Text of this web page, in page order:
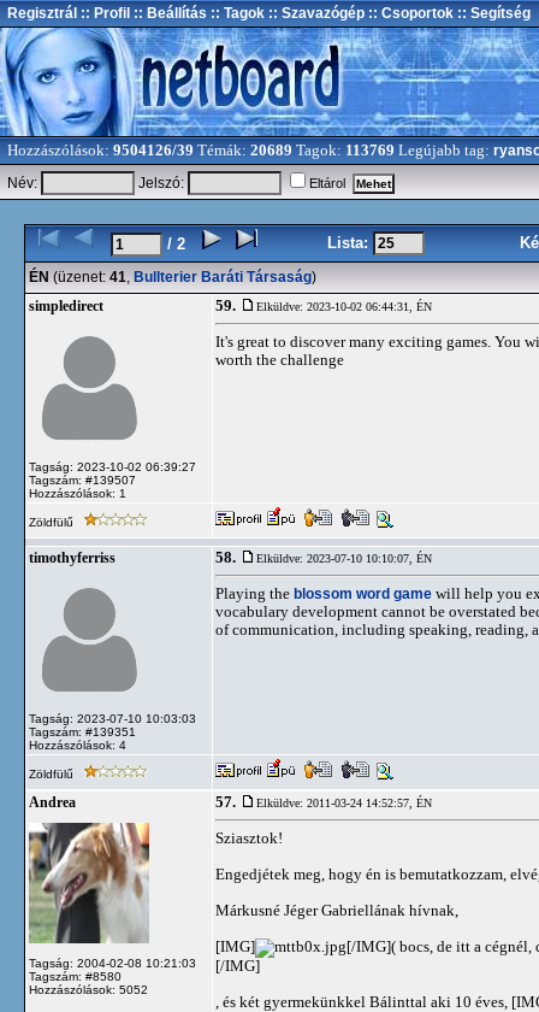
Regisztrál :: Profil :: Beállítás :: Tagok :: Szavazógép :: Csoportok :: Segítség
Hozzászólások: 9504126/39 Témák: 20689 Tagok: 113769 Legújabb tag:
Név:
Jelszó: Eltárol
/ 2 Lista:
ÉN (üzenet: 41, Bullterier Baráti Társaság)
simpledirect
Tagság: 2023-10-02 06:39:27
Tagszám: #139507
Hozzászólások: 1
59. Elküldve: 2023-10-02 06:44:31, ÉN
It's great to discover many exciting games. You
worth the challenge
Zöldfülű
timothyferriss
Tagság: 2023-07-10 10:03:03
Tagszám: #139351
Hozzászólások: 4
58. Elküldve: 2023-07-10 10:10:07, ÉN
Playing the blossom word game will help you
vocabulary development cannot be overstated
of communication, including speaking, reading,
Zöldfülű
Andrea
Tagság: 2004-02-08 10:21:03
Tagszám: #8580
Hozzászólások: 5052
57. Elküldve: 2011-03-24 14:52:57, ÉN
Sziasztok!
Engedjétek meg, hogy én is bemutatkozzam,
Márkusné Jéger Gabriellának hívnak,
[IMG]
[/IMG]( bocs, de itt a
[/IMG]
, és két gyermekünkkel Bálinttal aki 10 éves,